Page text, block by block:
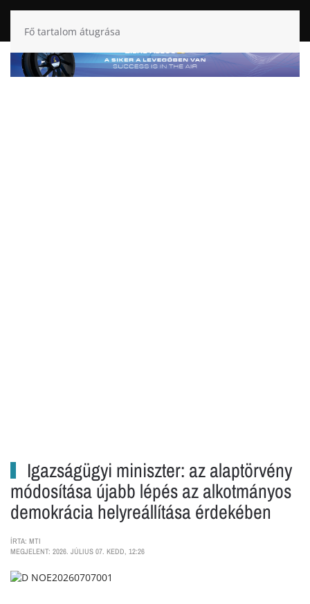
Fő tartalom átugrása
Igazságügyi miniszter: az alaptörvény
módosítása újabb lépés az alkotmányos
demokrácia helyreállítása érdekében
ÍRTA: MTI
MEGJELENT: 2026. JÚLIUS 07. KEDD, 12:26